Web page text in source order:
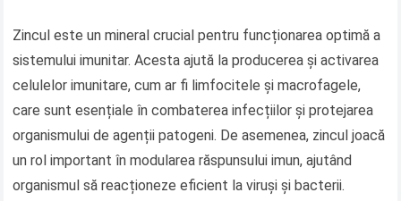
Zincul este un mineral crucial pentru funcționarea optimă a
sistemului imunitar. Acesta ajută la producerea și activarea
celulelor imunitare, cum ar fi limfocitele și macrofagele,
care sunt esențiale în combaterea infecțiilor și protejarea
organismului de agenții patogeni. De asemenea, zincul joacă
un rol important în modularea răspunsului imun, ajutând
organismul să reacționeze eficient la viruși și bacterii.